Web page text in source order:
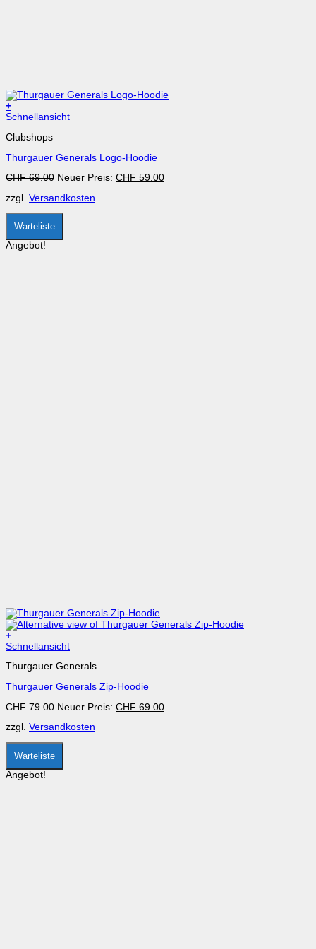
+
Dieses
weist
Varianten
Die
können
auf
der
Produktseite
gewählt
werden
Schnellansicht
Clubshops
Thurgauer Generals Logo-Hoodie
CHF69.00 Ursprünglicher
war:
Neuer Preis: CHF 59.00Aktueller
zzgl. Versandkosten
Warteliste
Angebot!
+
Dieses
weist
Varianten
Die
können
auf
der
Produktseite
gewählt
werden
Schnellansicht
Thurgauer Generals
Thurgauer Generals Zip-Hoodie
CHF79.00 Ursprünglicher
war:
Neuer Preis: CHF 69.00Aktueller
zzgl. Versandkosten
Warteliste
Angebot!